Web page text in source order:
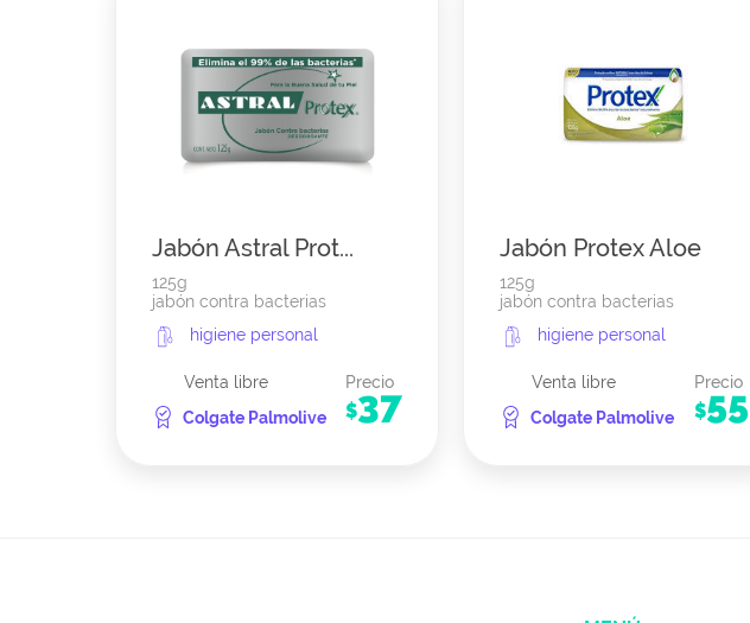
Jabón Astral Prot...
125g
jabón contra bacterias
higiene personal
Venta libre
Colgate Palmolive
Precio
$37
Jabón Protex Aloe
125g
jabón contra bacterias
higiene personal
Venta libre
Colgate Palmolive
Precio
$55